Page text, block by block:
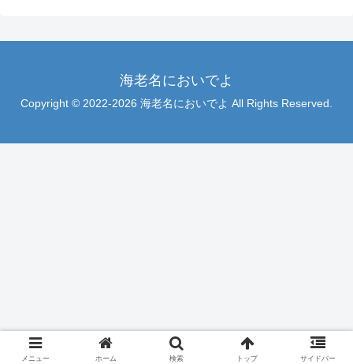
海老名においでよ
Copyright © 2022-2026 海老名においでよ All Rights Reserved.
メニュー ホーム 検索 トップ サイドバー